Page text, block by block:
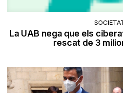
La UAB nega que els
rescat de 3